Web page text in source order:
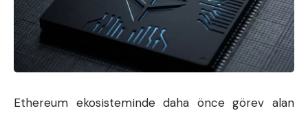
Ethereum ekosisteminde daha önce görev alan